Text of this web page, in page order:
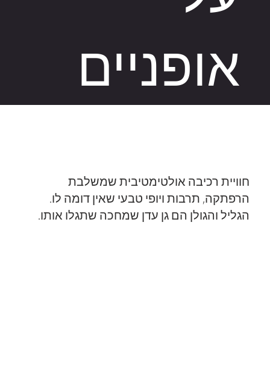
אופניים
חוויית רכיבה אולטימטיבית שמשלבת
הרפתקה, תרבות ויופי טבעי שאין דומה לו.
הגליל והגולן הם גן עדן שמחכה שתגלו אותו.